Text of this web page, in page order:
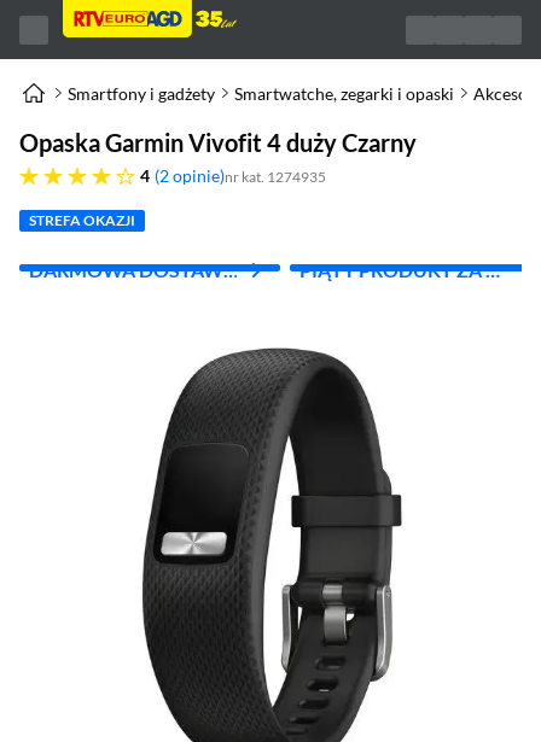
Smartfony i gadżety Smartwatche, zegarki i opaski
Opaska Garmin Vivofit 4 duży Czarny
4
cztery gwiazdki 2 opinie nr kat. 1274935
STREFA OKAZJI
DARMOWA DOSTAWA
PIĄTY PRODUKT ZA 1